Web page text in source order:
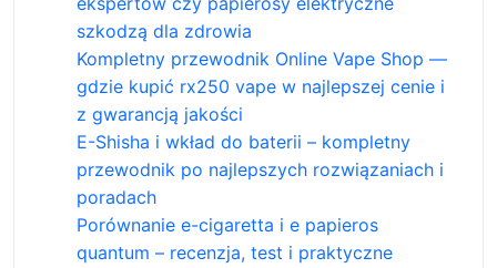
szkodzą dla zdrowia
Kompletny przewodnik Online Vape Shop —
gdzie kupić rx250 vape w najlepszej cenie i
z gwarancją jakości
E-Shisha i wkład do baterii – kompletny
przewodnik po najlepszych rozwiązaniach i
poradach
Porównanie e-cigaretta i e papieros
quantum – recenzja, test i praktyczne